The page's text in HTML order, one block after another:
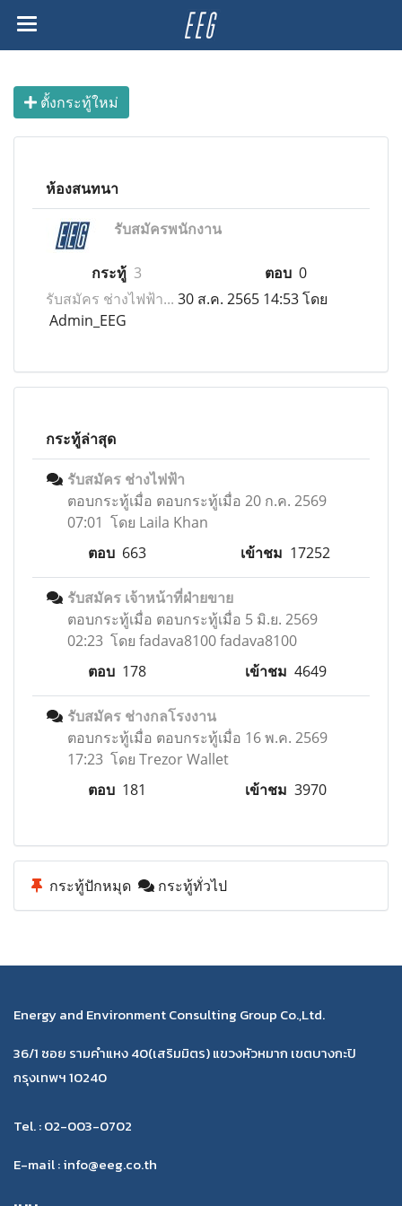
ตั้งกระทู้ใหม่
ห้องสนทนา
รับสมัครพนักงาน
กระทู้ 3 ตอบ 0
รับสมัคร ช่างไฟฟ้า... 30 ส.ค. 2565 14:53 โดย
Admin_EEG
กระทู้ล่าสุด
รับสมัคร ช่างไฟฟ้า
ตอบกระทู้เมื่อ ตอบกระทู้เมื่อ 20 ก.ค. 2569
07:01 โดย Laila Khan
ตอบ 663 เข้าชม 17252
รับสมัคร เจ้าหน้าที่ฝ่ายขาย
ตอบกระทู้เมื่อ ตอบกระทู้เมื่อ 5 มิ.ย. 2569
02:23 โดย fadava8100 fadava8100
ตอบ 178 เข้าชม 4649
รับสมัคร ช่างกลโรงงาน
ตอบกระทู้เมื่อ ตอบกระทู้เมื่อ 16 พ.ค. 2569
17:23 โดย Trezor Wallet
ตอบ 181 เข้าชม 3970
กระทู้ปักหมุด กระทู้ทั่วไป
Energy and Environment Consulting Group Co.,Ltd.
36/1 ซอย รามคำแหง 40(เสริมมิตร) แขวงหัวหมาก เขตบางกะปิ
กรุงเทพฯ 10240
Tel. : 02-003-0702
E-mail : info@eeg.co.th